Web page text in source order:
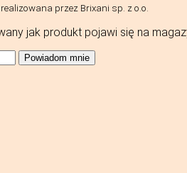
przez Brixani sp. z o.o.
jak produkt pojawi się na
Powiadom mnie